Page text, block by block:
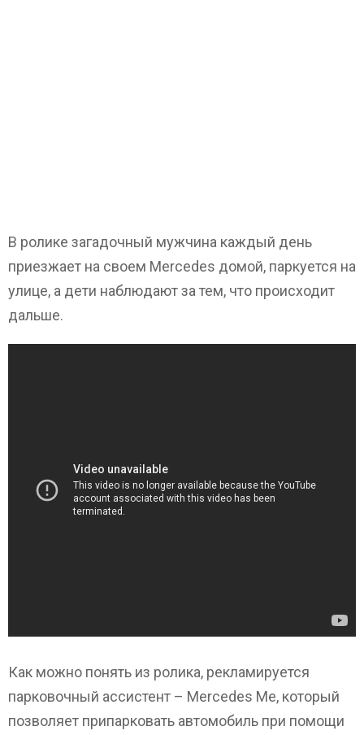
В ролике загадочный мужчина каждый день
приезжает на своем Mercedes домой, паркуется на
улице, а дети наблюдают за тем, что происходит
дальше.
Как можно понять из ролика, рекламируется
парковочный ассистент – Mercedes Me, который
позволяет припарковать автомобиль при помощи